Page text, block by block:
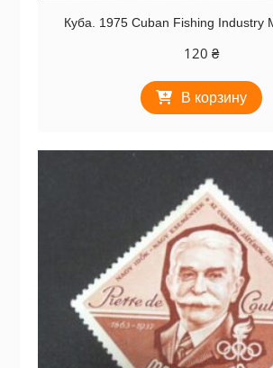
Куба. 1975 Cuban Fishing Industry
120₴
В корзину